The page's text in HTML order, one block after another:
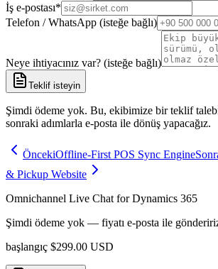
İş e-postası*
Telefon / WhatsApp (isteğe bağlı)
Neye ihtiyacınız var? (isteğe bağlı)
Teklif isteyin
Şimdi ödeme yok. Bu, ekibimize bir teklif
sonraki adımlarla e-posta ile dönüş yapacağız.
ÖncekiOffline-First POS Sync Engine
& Pickup Website
Omnichannel Live Chat for Dynamics 365
Şimdi ödeme yok — fiyatı e-posta ile
başlangıç $299.00 USD